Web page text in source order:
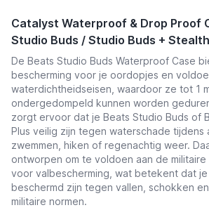
Catalyst Waterproof & Drop Proof
Studio Buds / Studio Buds +
De Beats Studio Buds Waterproof Case
bescherming voor je oordopjes en
waterdichtheidseisen, waardoor ze tot 1
ondergedompeld kunnen worden
zorgt ervoor dat je Beats Studio Buds of
Plus veilig zijn tegen waterschade tijdens
zwemmen, hiken of regenachtig weer.
ontworpen om te voldoen aan de militaire
voor valbescherming, wat betekent dat
beschermd zijn tegen vallen, schokken
militaire normen.